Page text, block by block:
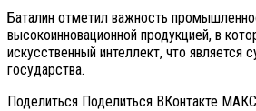
Баталин отметил важность
высокоинновационной продукцией, в
искусственный интеллект, что является
государства.
Поделиться Поделиться ВКонтакте